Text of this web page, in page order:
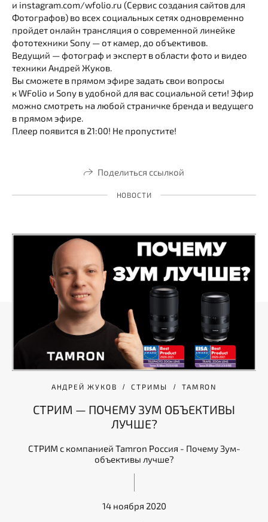
и instagram.com/wfolio.ru (Сервис создания сайтов для
Фотографов) во всех социальных сетях одновременно
пройдет онлайн трансляция о современной линейке
фототехники Sony — от камер, до объективов.
Ведущий — фотограф и эксперт в области фото и видео
техники Андрей Жуков.
Вы сможете в прямом эфире задать свои вопросы
к WFolio и Sony в удобной для вас социальной сети! Эфир
можно смотреть на любой страничке бренда и ведущего
в прямом эфире.
Плеер появится в 21:00! Не пропустите!
Поделиться ссылкой
НОВОСТИ
АНДРЕЙ ЖУКОВ СТРИМЫ TAMRON
СТРИМ — ПОЧЕМУ ЗУМ ОБЪЕКТИВЫ
ЛУЧШЕ?
СТРИМ с компанией Tamron Россия - Почему Зум-
объективы лучше?
14 ноября 2020